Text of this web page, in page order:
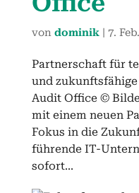
von dominik| 7.
Partnerschaft für
und
Audit Office ©
mit einem neuen
Fokus in die
führende IT-
sofort...